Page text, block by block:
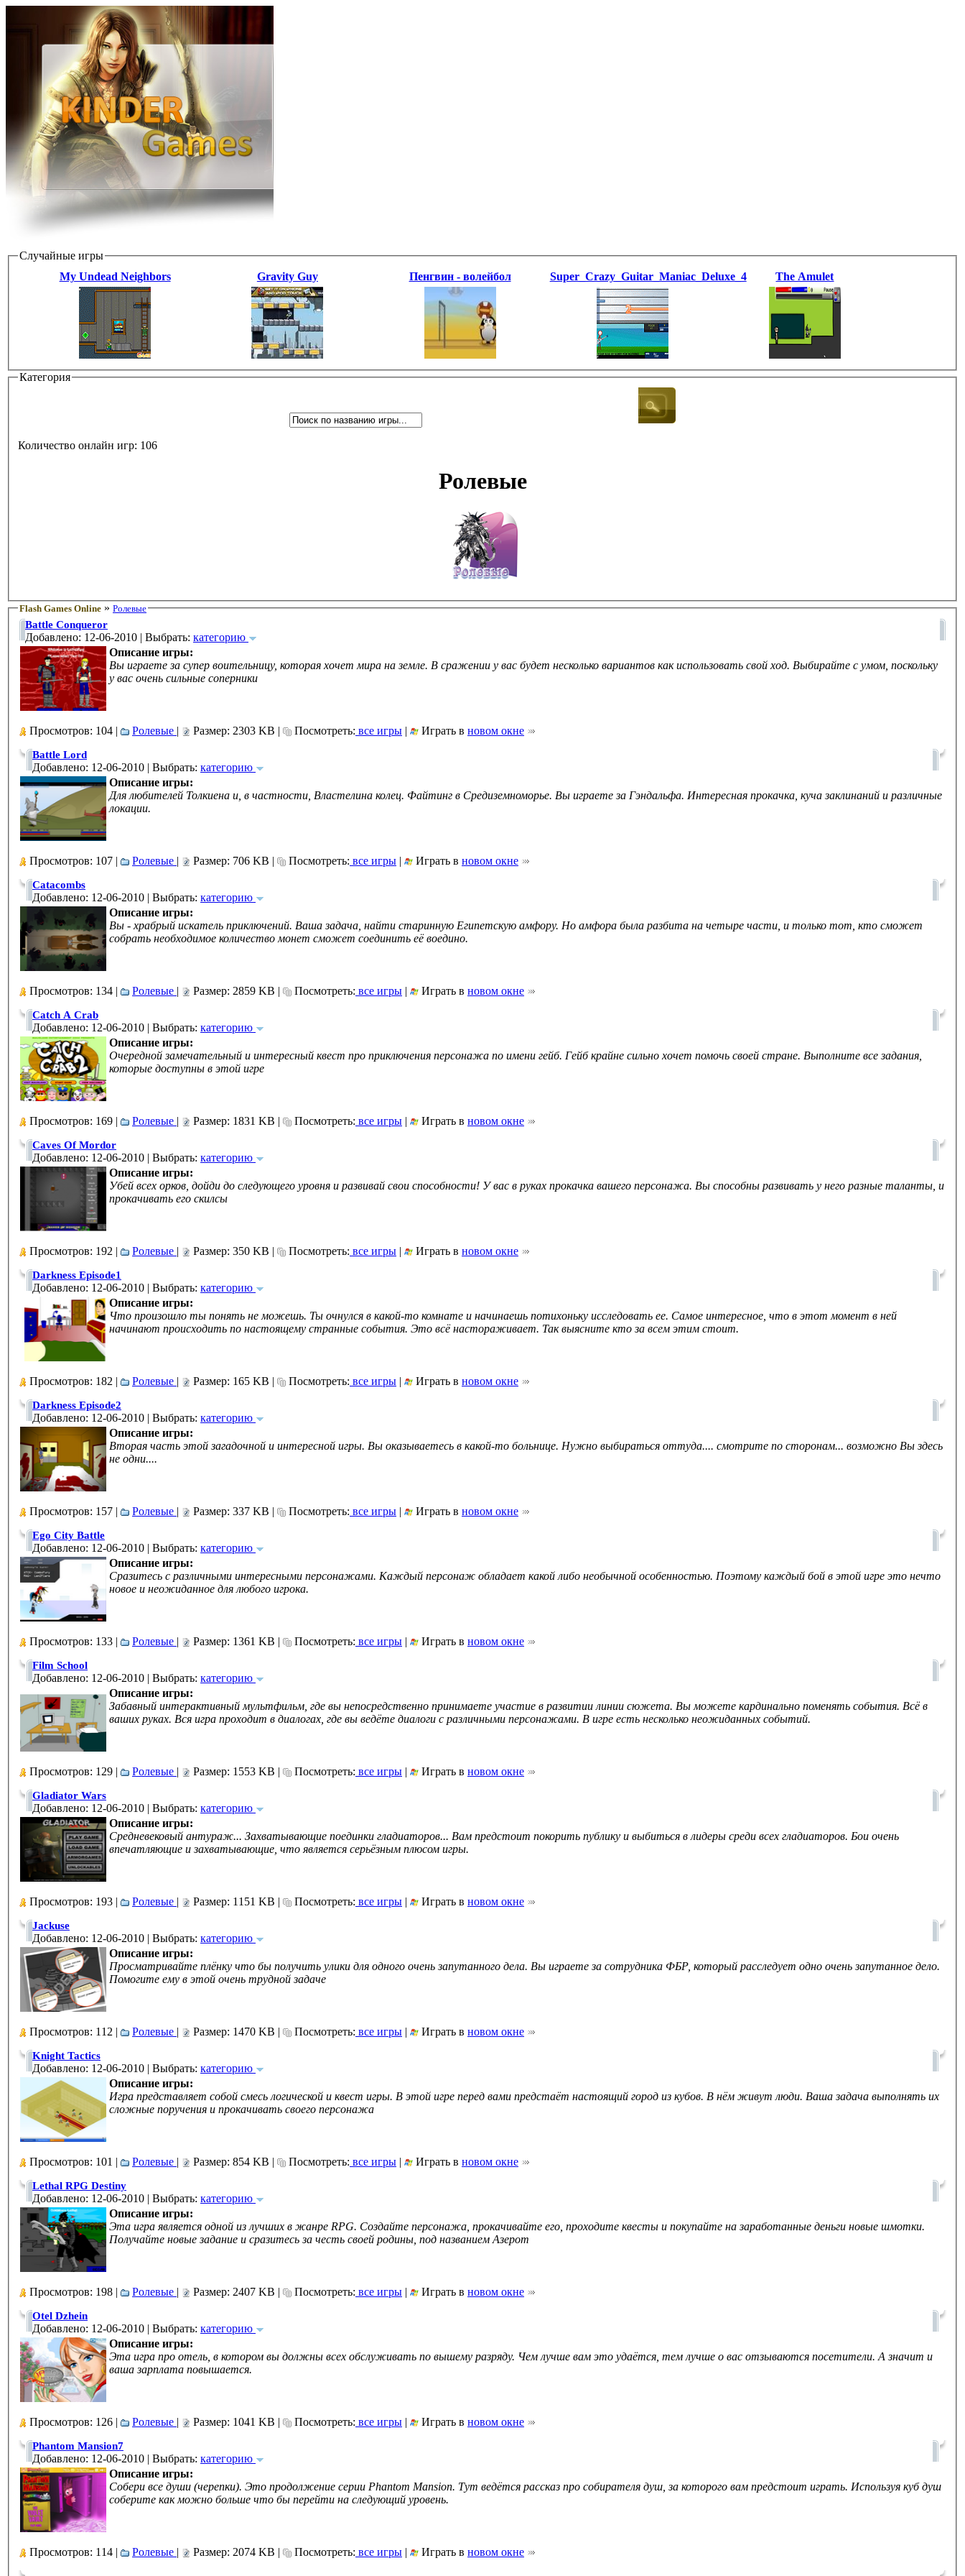
Случайные игры
My Undead Neighbors
Gravity Guy Пенгвин - волейбол Super_Crazy_Guitar_Maniac_Deluxe_4 The Amulet
Категория
Количество онлайн игр: 106
Ролевые
Flash Games Online » Ролевые
Battle Conqueror
Добавлено: 12-06-2010 | Выбрать: категорию
Описание игры:
Вы играете за супер воительницу, которая хочет мира на земле. В сражении у вас будет несколько вариантов как использовать свой ход. Выбирайте с умом, поскольку
у вас очень сильные соперники
Просмотров: 104 | Ролевые | Размер: 2303 KB | Посмотреть: все игры | Играть в новом окне
Battle Lord
Добавлено: 12-06-2010 | Выбрать: категорию
Описание игры:
Для любителей Толкиена и, в частности, Властелина колец. Файтинг в Средиземноморье. Вы играете за Гэндальфа. Интересная прокачка, куча заклинаний и различные
локации.
Просмотров: 107 | Ролевые | Размер: 706 KB | Посмотреть: все игры | Играть в новом окне
Catacombs
Добавлено: 12-06-2010 | Выбрать: категорию
Описание игры:
Вы - храбрый искатель приключений. Ваша задача, найти старинную Египетскую амфору. Но амфора была разбита на четыре части, и только тот, кто сможет
собрать необходимое количество монет сможет соединить её воедино.
Просмотров: 134 | Ролевые | Размер: 2859 KB | Посмотреть: все игры | Играть в новом окне
Catch A Crab
Добавлено: 12-06-2010 | Выбрать: категорию
Описание игры:
Очередной замечательный и интересный квест про приключения персонажа по имени гейб. Гейб крайне сильно хочет помочь своей стране. Выполните все задания,
которые доступны в этой игре
Просмотров: 169 | Ролевые | Размер: 1831 KB | Посмотреть: все игры | Играть в новом окне
Caves Of Mordor
Добавлено: 12-06-2010 | Выбрать: категорию
Описание игры:
Убей всех орков, дойди до следующего уровня и развивай свои способности! У вас в руках прокачка вашего персонажа. Вы способны развивать у него разные таланты, и
прокачивать его скилсы
Просмотров: 192 | Ролевые | Размер: 350 KB | Посмотреть: все игры | Играть в новом окне
Darkness Episode1
Добавлено: 12-06-2010 | Выбрать: категорию
Описание игры:
Что произошло ты понять не можешь. Ты очнулся в какой-то комнате и начинаешь потихоньку исследовать ее. Самое интересное, что в этот момент в ней
начинают происходить по настоящему странные события. Это всё настораживает. Так выясните кто за всем этим стоит.
Просмотров: 182 | Ролевые | Размер: 165 KB | Посмотреть: все игры | Играть в новом окне
Darkness Episode2
Добавлено: 12-06-2010 | Выбрать: категорию
Описание игры:
Вторая часть этой загадочной и интересной игры. Вы оказываетесь в какой-то больнице. Нужно выбираться оттуда.... смотрите по сторонам... возможно Вы здесь
не одни....
Просмотров: 157 | Ролевые | Размер: 337 KB | Посмотреть: все игры | Играть в новом окне
Ego City Battle
Добавлено: 12-06-2010 | Выбрать: категорию
Описание игры:
Сразитесь с различными интересными персонажами. Каждый персонаж обладает какой либо необычной особенностью. Поэтому каждый бой в этой игре это нечто
новое и неожиданное для любого игрока.
Просмотров: 133 | Ролевые | Размер: 1361 KB | Посмотреть: все игры | Играть в новом окне
Film School
Добавлено: 12-06-2010 | Выбрать: категорию
Описание игры:
Забавный интерактивный мультфильм, где вы непосредственно принимаете участие в развитии линии сюжета. Вы можете кардинально поменять события. Всё в
ваших руках. Вся игра проходит в диалогах, где вы ведёте диалоги с различными персонажами. В игре есть несколько неожиданных событий.
Просмотров: 129 | Ролевые | Размер: 1553 KB | Посмотреть: все игры | Играть в новом окне
Gladiator Wars
Добавлено: 12-06-2010 | Выбрать: категорию
Описание игры:
Средневековый антураж... Захватывающие поединки гладиаторов... Вам предстоит покорить публику и выбиться в лидеры среди всех гладиаторов. Бои очень
впечатляющие и захватывающие, что является серьёзным плюсом игры.
Просмотров: 193 | Ролевые | Размер: 1151 KB | Посмотреть: все игры | Играть в новом окне
Jackuse
Добавлено: 12-06-2010 | Выбрать: категорию
Описание игры:
Просматривайте плёнку что бы получить улики для одного очень запутанного дела. Вы играете за сотрудника ФБР, который расследует одно очень запутанное дело.
Помогите ему в этой очень трудной задаче
Просмотров: 112 | Ролевые | Размер: 1470 KB | Посмотреть: все игры | Играть в новом окне
Knight Tactics
Добавлено: 12-06-2010 | Выбрать: категорию
Описание игры:
Игра представляет собой смесь логической и квест игры. В этой игре перед вами предстаёт настоящий город из кубов. В нём живут люди. Ваша задача выполнять их
сложные поручения и прокачивать своего персонажа
Просмотров: 101 | Ролевые | Размер: 854 KB | Посмотреть: все игры | Играть в новом окне
Lethal RPG Destiny
Добавлено: 12-06-2010 | Выбрать: категорию
Описание игры:
Эта игра является одной из лучших в жанре RPG. Создайте персонажа, прокачивайте его, проходите квесты и покупайте на заработанные деньги новые шмотки.
Получайте новые задание и сразитесь за честь своей родины, под названием Азерот
Просмотров: 198 | Ролевые | Размер: 2407 KB | Посмотреть: все игры | Играть в новом окне
Otel Dzhein
Добавлено: 12-06-2010 | Выбрать: категорию
Описание игры:
Эта игра про отель, в котором вы должны всех обслуживать по вышему разряду. Чем лучше вам это удаётся, тем лучше о вас отзываются посетители. А значит и
ваша зарплата повышается.
Просмотров: 126 | Ролевые | Размер: 1041 KB | Посмотреть: все игры | Играть в новом окне
Phantom Mansion7
Добавлено: 12-06-2010 | Выбрать: категорию
Описание игры:
Собери все души (черепки). Это продолжение серии Phantom Mansion. Тут ведётся рассказ про собирателя душ, за которого вам предстоит играть. Используя куб душ
соберите как можно больше что бы перейти на следующий уровень.
Просмотров: 114 | Ролевые | Размер: 2074 KB | Посмотреть: все игры | Играть в новом окне